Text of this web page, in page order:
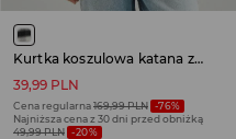
Kurtka koszulowa katana zapinana na guziki
39,99 PLN
Cena regularna169,99 PLN -76%
Najniższa cena z 30 dni przed obniżką
49,99 PLN -20%